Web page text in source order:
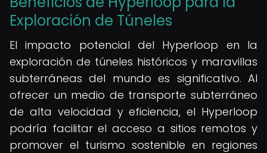
Exploración de Túneles
El impacto potencial del Hyperloop en la
exploración de túneles históricos y maravillas
subterráneas del mundo es significativo. Al
ofrecer un medio de transporte subterráneo
de alta velocidad y eficiencia, el Hyperloop
podría facilitar el acceso a sitios remotos y
promover el turismo sostenible en regiones